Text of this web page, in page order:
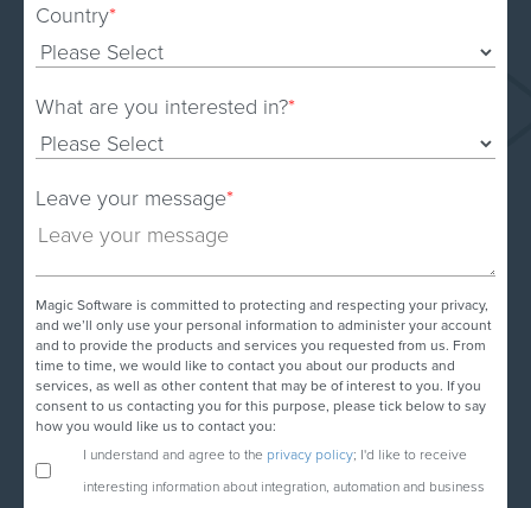
Country*
What are you interested in?*
Leave your message*
Magic Software is committed to protecting and respecting your privacy,
and we’ll only use your personal information to administer your account
and to provide the products and services you requested from us. From
time to time, we would like to contact you about our products and
services, as well as other content that may be of interest to you. If you
consent to us contacting you for this purpose, please tick below to say
how you would like us to contact you:
I understand and agree to the privacy policy; I'd like to receive
interesting information about integration, automation and business